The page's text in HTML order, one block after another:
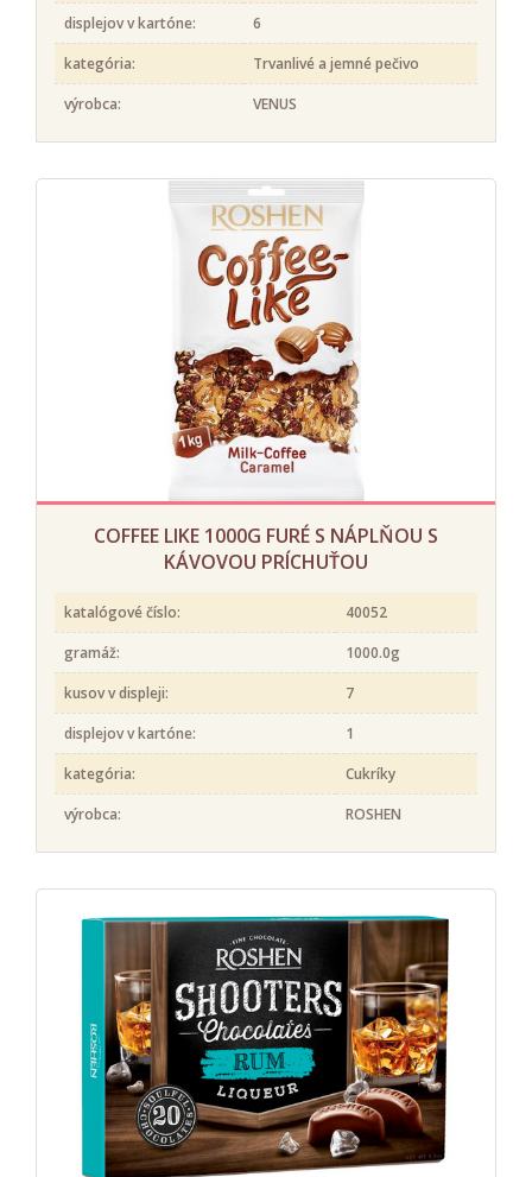
displejov v kartóne:
6
kategória:
Trvanlivé a jemné pečivo
výrobca:
VENUS
COFFEE LIKE 1000G FURÉ S NÁPLŇOU S
KÁVOVOU PRÍCHUŤOU
katalógové číslo:
40052
gramáž:
1000.0g
kusov v displeji:
7
displejov v kartóne:
1
kategória:
Cukríky
výrobca:
ROSHEN